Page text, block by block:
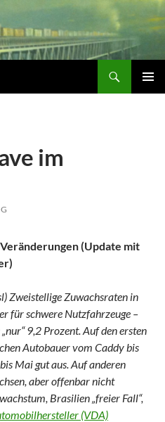
im
(Update mit
Zweistellige Zuwachsraten in
für schwere Nutzfahrzeuge –
9,2 Prozent. Auf den ersten
Autobauer vom Caddy bis
Mai gut aus. Auf anderen
aber offenbar nicht
Brasilien „freier Fall“,
(VDA)